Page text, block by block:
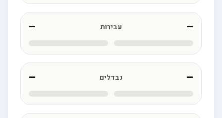
עבירות
נבדלים